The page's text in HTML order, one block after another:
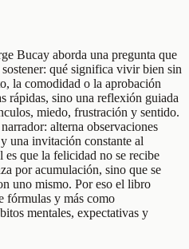
Bucay aborda una pregunta que
qué significa vivir bien sin
la comodidad o la aprobación
rápidas, sino una reflexión guiada
miedo, frustración y sentido.
alterna observaciones
una invitación constante al
es que la felicidad no se recibe
por acumulación, sino que se
uno mismo. Por eso el libro
fórmulas y más como
mentales, expectativas y